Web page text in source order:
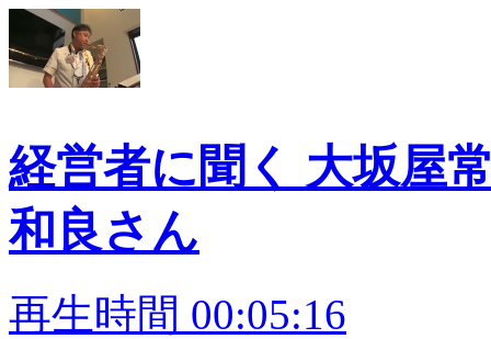
経営者に聞く 大坂屋
和良さん
再生時間 00:05:16